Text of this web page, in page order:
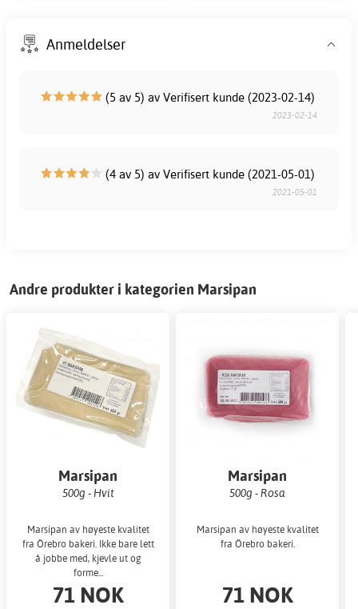
Anmeldelser
(5 av 5) av Verifisert kunde (2023-02-14)
2023-02-14
(4 av 5) av Verifisert kunde (2021-05-01)
2021-05-01
Andre produkter i kategorien Marsipan
Marsipan
500g - Hvit
Marsipan av høyeste kvalitet
fra Örebro bakeri. Ikke bare lett
å jobbe med, kjevle ut og
forme...
71 NOK
Marsipan
500g - Rosa
Marsipan av høyeste kvalitet
fra Örebro bakeri.
71 NOK